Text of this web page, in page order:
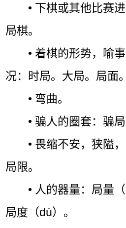
• 下棋或其他比赛
局棋。
• 着棋的形势，喻
况：时局。大局。局面
• 弯曲。
• 骗人的圈套：骗局
• 畏缩不安，狭隘
局限。
• 人的器量：局量
局度（dù）。